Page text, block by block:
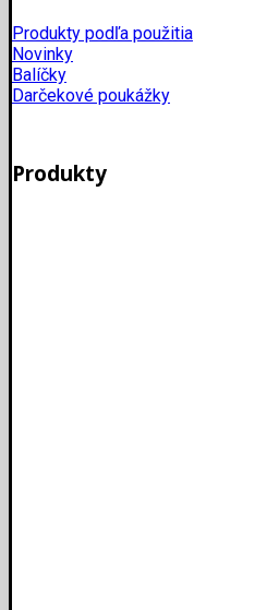
Produkty podľa použitia
Novinky
Balíčky
Darčekové poukážky
Produkty